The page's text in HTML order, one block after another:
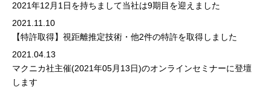
2021年12月1日を持ちまして当社は9期目を迎えました
2021.11.10
【特許取得】視距離推定技術・他2件の特許を取得しました
2021.04.13
マクニカ社主催(2021年05月13日)のオンラインセミナーに登壇
します